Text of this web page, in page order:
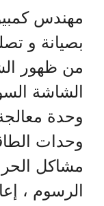
مهندس
بصيانة و
من ظهور
الشاشة
وحدة
وحدات
مشاكل
الرسوم ،